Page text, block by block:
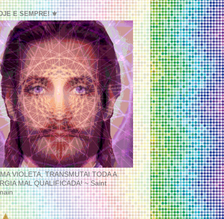
E SEMPRE! ⚜️
VIOLETA, TRANSMUTAI TODA A
MAL QUALIFICADA! ~ Saint